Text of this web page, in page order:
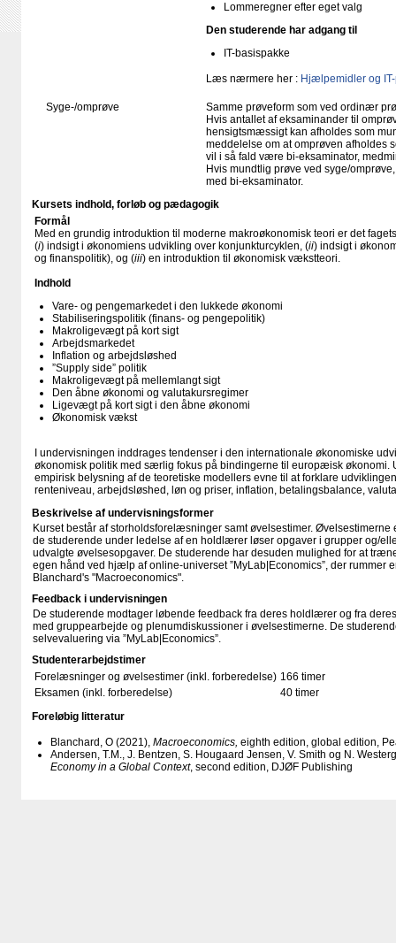
Lommeregner efter eget valg
Den studerende har adgang til
IT-basispakke
Læs nærmere her : Hjælpemidler og
Syge-/omprøve
Samme prøveform som ved ordinær
Hvis antallet af eksaminander til
hensigtsmæssigt kan afholdes som
meddelelse om at omprøven afholdes
vil i så fald være bi-eksaminator,
Hvis mundtlig prøve ved syge/
med bi-eksaminator.
Kursets indhold, forløb og pædagogik
Formål
Med en grundig introduktion til moderne makroøkonomisk teori er det
(i) indsigt i økonomiens udvikling over konjunkturcyklen, (ii) indsigt i
og finanspolitik), og (iii) en introduktion til økonomisk vækstteori.
Indhold
Vare- og pengemarkedet i den lukkede økonomi
Stabiliseringspolitik (finans- og pengepolitik)
Makroligevægt på kort sigt
Arbejdsmarkedet
Inflation og arbejdsløshed
”Supply side” politik
Makroligevægt på mellemlangt sigt
Den åbne økonomi og valutakursregimer
Ligevægt på kort sigt i den åbne økonomi
Økonomisk vækst
I undervisningen inddrages tendenser i den internationale økonomiske
økonomisk politik med særlig fokus på bindingerne til europæisk økonomi.
empirisk belysning af de teoretiske modellers evne til at forklare
renteniveau, arbejdsløshed, løn og priser, inflation, betalingsbalance,
Beskrivelse af undervisningsformer
Kurset består af storholdsforelæsninger samt øvelsestimer.
de studerende under ledelse af en holdlærer løser opgaver i grupper og/
udvalgte øvelsesopgaver. De studerende har desuden mulighed for at
egen hånd ved hjælp af online-universet ”MyLab|Economics”, der
Blanchard's "Macroeconomics".
Feedback i undervisningen
De studerende modtager løbende feedback fra deres holdlærer og fra
med gruppearbejde og plenumdiskussioner i øvelsestimerne. De
selvevaluering via ”MyLab|Economics”.
Studenterarbejdstimer
Forelæsninger og øvelsestimer (inkl. forberedelse) 166 timer
Eksamen (inkl. forberedelse)
40 timer
Foreløbig litteratur
Blanchard, O (2021), Macroeconomics, eighth edition, global edition,
Andersen, T.M., J. Bentzen, S. Hougaard Jensen, V. Smith og N.
Economy in a Global Context, second edition, DJØF Publishing